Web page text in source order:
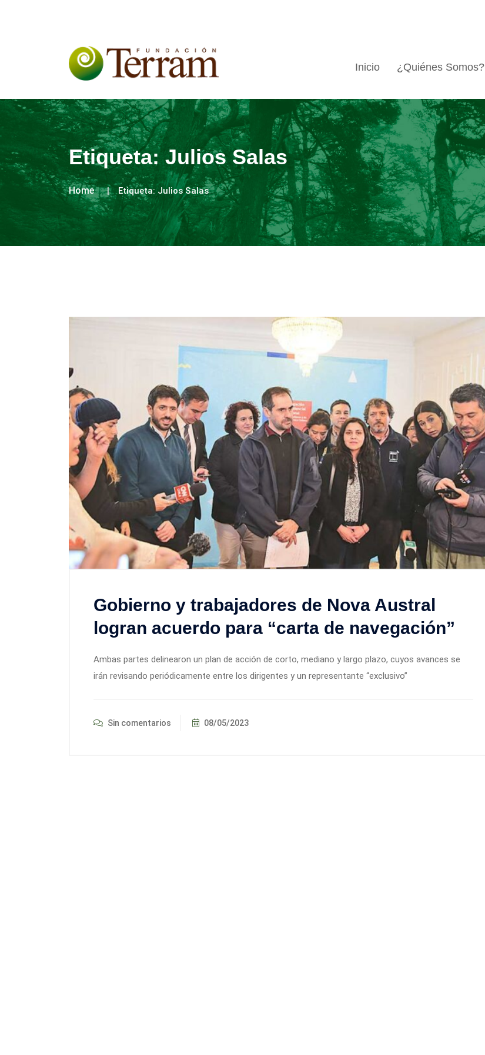
Inicio ¿Quiénes Somos?
Etiqueta:Julios Salas
Home Etiqueta:Julios Salas
Gobierno y trabajadores de Nova Austral
logran acuerdo para “carta de navegación”
Ambas partes delinearon un plan de acción de corto, mediano y largo plazo, cuyos avances se
irán revisando periódicamente entre los dirigentes y un representante “exclusivo”
Sin comentarios 08/05/2023